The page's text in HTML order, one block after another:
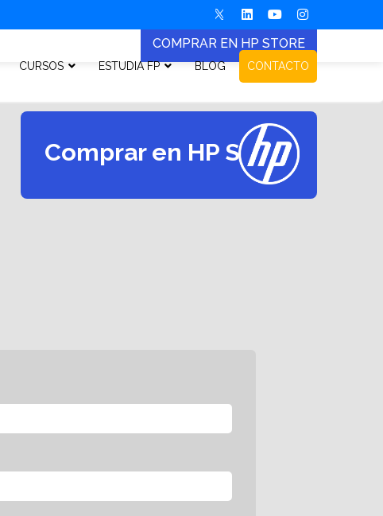
CURSOS ESTUDIA FP BLOG CONTACTO
COMPRAR EN HP STORE
Comprar en HP Store